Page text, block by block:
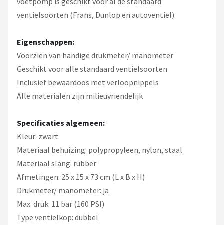
ventielsoorten (Frans, Dunlop en autoventiel).
Eigenschappen:
Voorzien van handige drukmeter/ manometer
Geschikt voor alle standaard ventielsoorten
Inclusief bewaardoos met verloopnippels
Alle materialen zijn milieuvriendelijk
Specificaties algemeen:
Kleur: zwart
Materiaal behuizing: polypropyleen, nylon, staal
Materiaal slang: rubber
Afmetingen: 25 x 15 x 73 cm (L x B x H)
Drukmeter/ manometer: ja
Max. druk: 11 bar (160 PSI)
Type ventielkop: dubbel